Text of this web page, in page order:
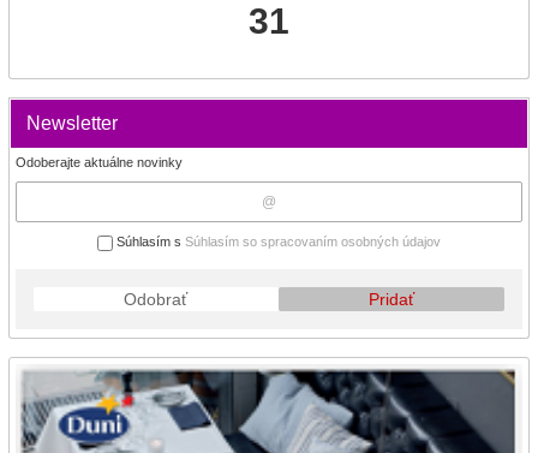
31
Newsletter
Odoberajte aktuálne novinky
Súhlasím s Súhlasím so spracovaním osobných údajov
Odobrať Pridať